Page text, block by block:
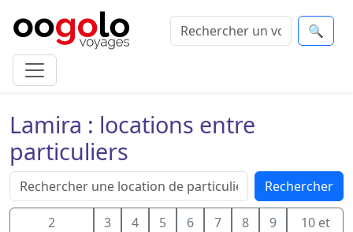
🔍
Lamira : locations entre
particuliers
Rechercher
2
3 4 5 6 7 8 9
10 et